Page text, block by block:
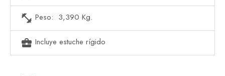
fitness_center Peso: 3,390 Kg.
business_center Incluye estuche rígido